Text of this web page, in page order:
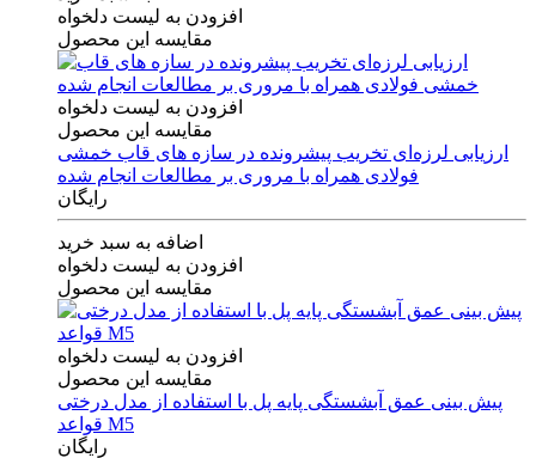
افزودن به لیست دلخواه
مقایسه این محصول
افزودن به لیست دلخواه
مقایسه این محصول
ارزیابی لرزه‌ای تخریب پیشرونده در سازه های قاب خمشی
فولادی همراه با مروری بر مطالعات انجام شده
رایگان
اضافه به سبد خرید
افزودن به لیست دلخواه
مقایسه این محصول
افزودن به لیست دلخواه
مقایسه این محصول
پیش بینی عمق آبشستگی پایه پل با استفاده از مدل درختی
قواعد M5
رایگان